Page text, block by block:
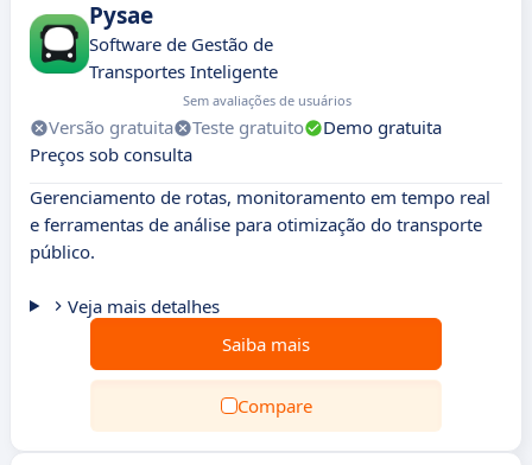
Pysae
Software de Gestão de
Transportes Inteligente
Sem avaliações de usuários
Versão gratuita Teste gratuito
Demo gratuita
Preços sob consulta
Gerenciamento de rotas, monitoramento em tempo real
e ferramentas de análise para otimização do transporte
público.
Veja mais detalhes
Saiba mais
Compare